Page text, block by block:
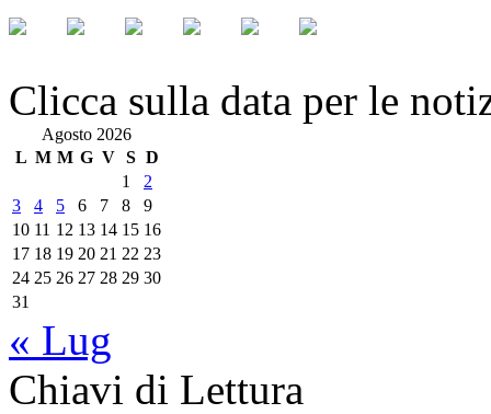
Clicca sulla data per le
Agosto 2026
L M M G V S D
1
2
3
4 5 6 7 8
9
10 11 12 13 14 15 16
17 18 19 20 21 22 23
24 25 26 27 28 29 30
31
« Lug
Chiavi di Lettura